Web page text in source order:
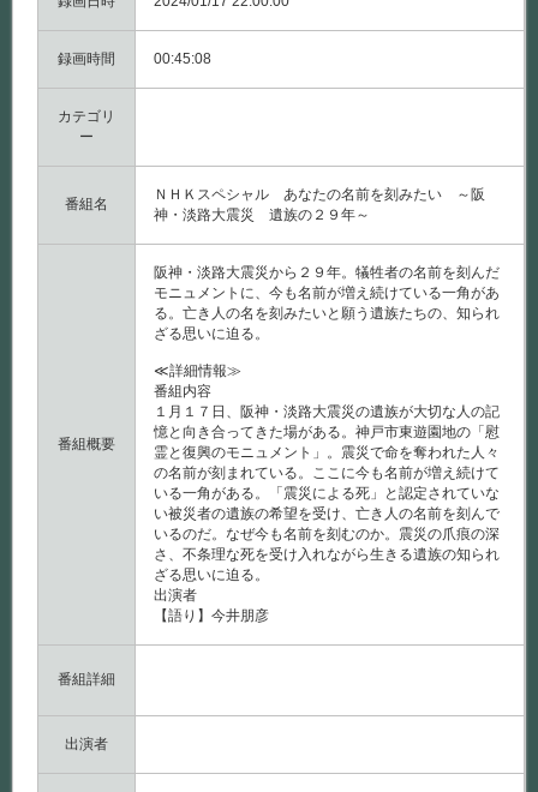
阪
路
遺
族
録画時間 00:45:08
カテゴリ
ー
番組名
ＮＨＫスペシャル あなたの名前を刻みたい ～阪
神・淡路大震災 遺族の２９年～
番組概要
阪神・淡路大震災から２９年。犠牲者の名前を刻んだ
モニュメントに、今も名前が増え続けている一角があ
る。亡き人の名を刻みたいと願う遺族たちの、知られ
ざる思いに迫る。
≪詳細情報≫
番組内容
１月１７日、阪神・淡路大震災の遺族が大切な人の記
憶と向き合ってきた場がある。神戸市東遊園地の「慰
霊と復興のモニュメント」。震災で命を奪われた人々
の名前が刻まれている。ここに今も名前が増え続けて
いる一角がある。「震災による死」と認定されていな
い被災者の遺族の希望を受け、亡き人の名前を刻んで
いるのだ。なぜ今も名前を刻むのか。震災の爪痕の深
さ、不条理な死を受け入れながら生きる遺族の知られ
ざる思いに迫る。
出演者
【語り】今井朋彦
番組詳細
出演者